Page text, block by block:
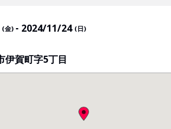
(金) 2024/11/24 (日)
伊賀町字5丁目